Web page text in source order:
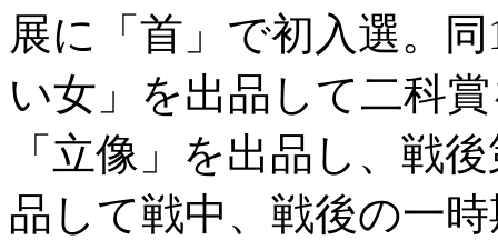
展に「首」で初入選。
い女」を出品して二科
「立像」を出品し、戦
品して戦中、戦後の一